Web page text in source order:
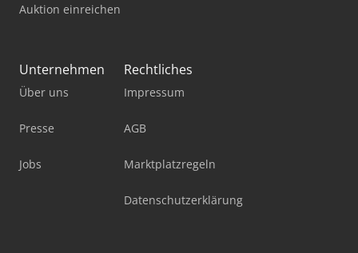
Auktion einreichen
Unternehmen
Über uns
Presse
Jobs
Rechtliches
Impressum
AGB
Marktplatzregeln
Datenschutzerklärung